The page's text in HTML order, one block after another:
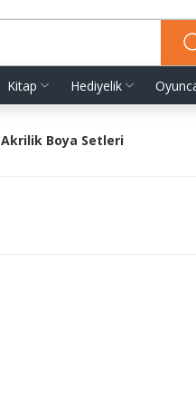
Kitap Hediyelik
Akrilik Boya Setleri